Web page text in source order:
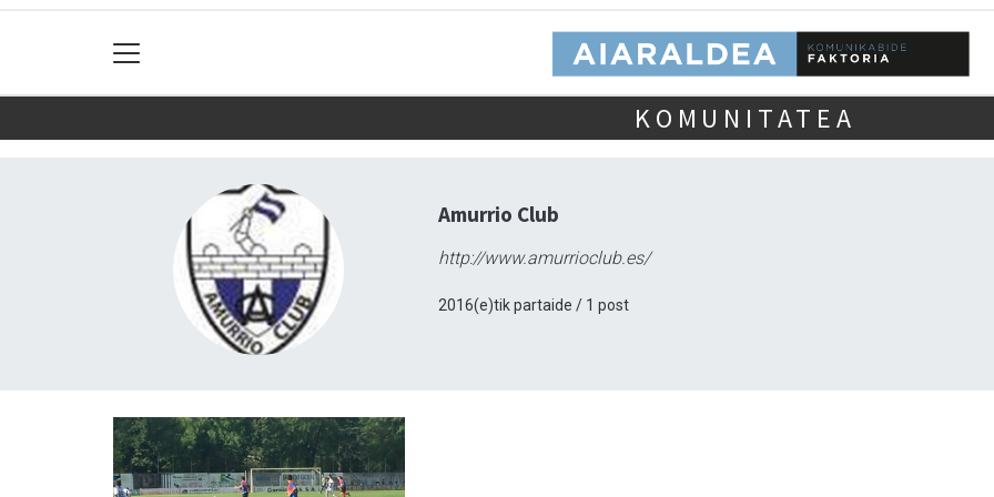
KOMUNITATEA
Amurrio Club
http://www.amurrioclub.es/
2016(e)tik partaide / 1 post